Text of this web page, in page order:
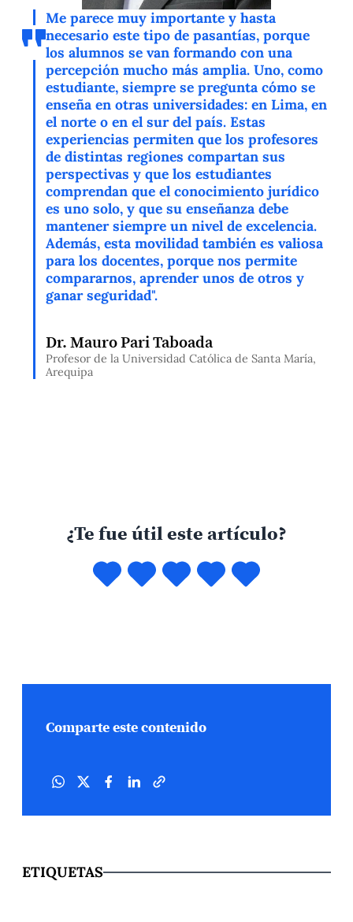
Me parece muy importante y hasta
necesario este tipo de pasantías, porque
los alumnos se van formando con una
percepción mucho más amplia. Uno, como
estudiante, siempre se pregunta cómo se
enseña en otras universidades: en Lima, en
el norte o en el sur del país. Estas
experiencias permiten que los profesores
de distintas regiones compartan sus
perspectivas y que los estudiantes
comprendan que el conocimiento jurídico
es uno solo, y que su enseñanza debe
mantener siempre un nivel de excelencia.
Además, esta movilidad también es valiosa
para los docentes, porque nos permite
compararnos, aprender unos de otros y
ganar seguridad".
Dr. Mauro Pari Taboada
Profesor de la Universidad Católica de Santa María,
Arequipa
¿Te fue útil este artículo?
Comparte este contenido
ETIQUETAS